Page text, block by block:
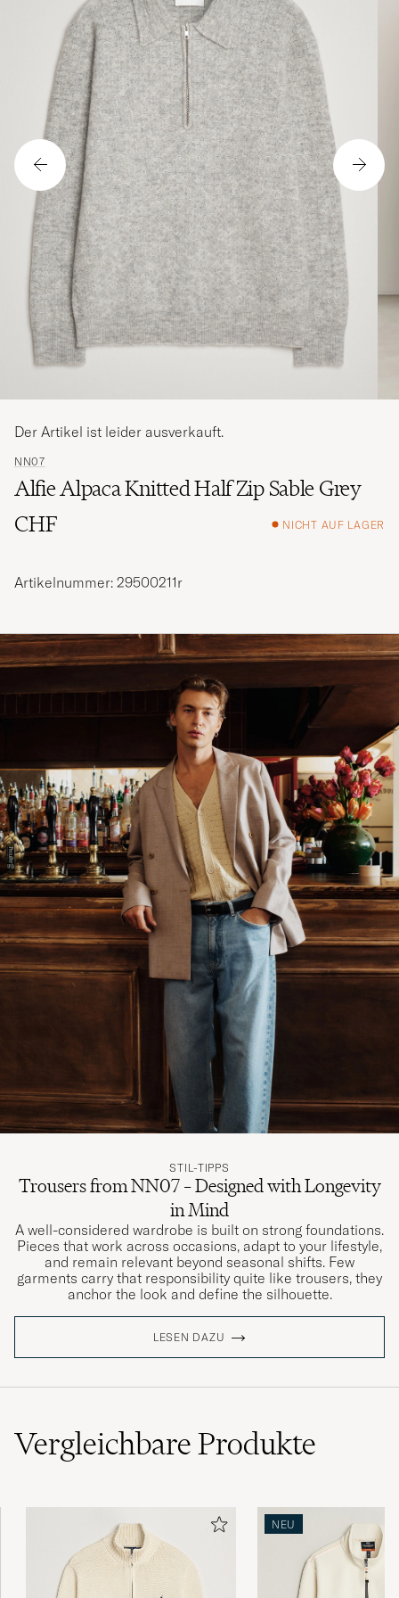
NN07
Alfie Alpaca Knitted Half Zip Sable Grey
CHF
NICHT AUF LAGER
Der Artikel ist leider ausverkauft.
Artikelnummer: 29500211r
STIL-TIPPS
Trousers from NN07 – Designed with Longevity
in Mind
A well-considered wardrobe is built on strong foundations.
Pieces that work across occasions, adapt to your lifestyle,
and remain relevant beyond seasonal shifts. Few
garments carry that responsibility quite like trousers, they
anchor the look and define the silhouette.
LESEN DAZU
VergleichbareProdukte
NEU